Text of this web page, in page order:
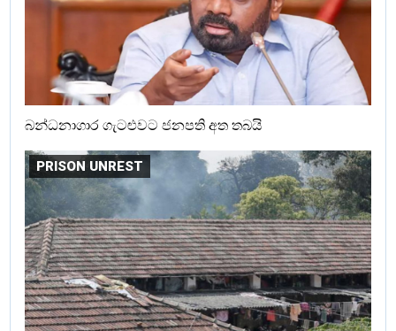
බන්ධනාගාර ගැටළුවට ජනපති අත තබයි
PRISON UNREST